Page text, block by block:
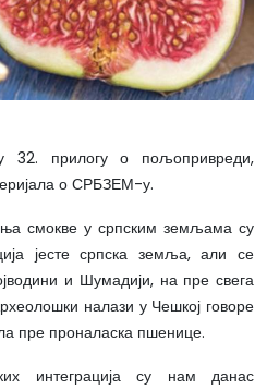
32. прилогу о пољопривреди,
о СРБЗЕМ-у.
смокве у српским земљама су
јесте српска земља, али се
и Шумадији, на пре свега
налази у Чешкој говоре
пре проналаска пшенице.
интеграција су нам данас